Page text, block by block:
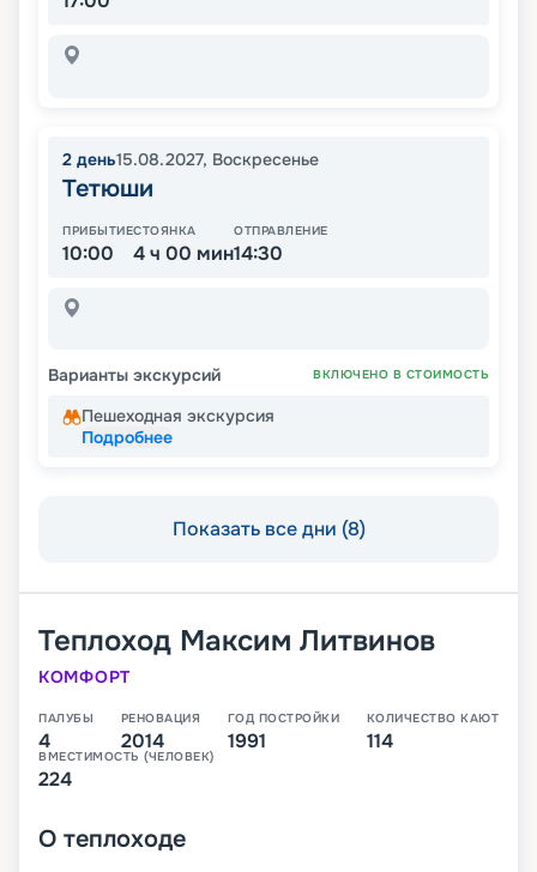
2 день15.08.2027, Воскресенье
Тетюши
ПРИБЫТИЕ
10:00
СТОЯНКА
4 ч 00 мин
ОТПРАВЛЕНИЕ
14:30
Варианты экскурсий ВКЛЮЧЕНО В СТОИМОСТЬ
Пешеходная экскурсия
Подробнее
Показать все дни (8)
Теплоход Максим Литвинов
КОМФОРТ
ПАЛУБЫ
4
РЕНОВАЦИЯ
2014
ГОД ПОСТРОЙКИ
1991
КОЛИЧЕСТВО КАЮТ
114
ВМЕСТИМОСТЬ (ЧЕЛОВЕК)
224
О теплоходе